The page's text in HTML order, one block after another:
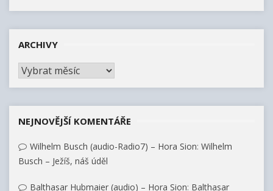
ARCHIVY
A
i
v
y
NEJNOVĚJŠÍ KOMENTÁŘE
Wilhelm Busch (audio-Radio7) – Hora Sion: Wilhelm
Busch – Ježíš, náš úděl
Balthasar Hubmaier (audio) – Hora Sion: Balthasar